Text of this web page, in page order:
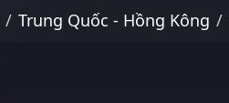
Trung Quốc - Hồng Kông